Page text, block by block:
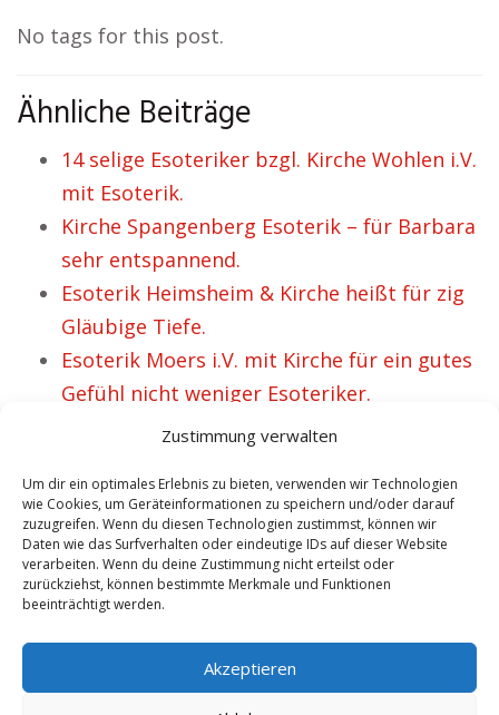
Zustimmung verwalten
Um dir ein optimales Erlebnis zu bieten, verwenden wir Technologien
wie Cookies, um Geräteinformationen zu speichern und/oder darauf
zuzugreifen. Wenn du diesen Technologien zustimmst, können wir
Daten wie das Surfverhalten oder eindeutige IDs auf dieser Website
verarbeiten. Wenn du deine Zustimmung nicht erteilst oder
zurückziehst, können bestimmte Merkmale und Funktionen
beeinträchtigt werden.
Akzeptieren
No tags for this post.
Ähnliche Beiträge
14 selige Esoteriker bzgl. Kirche Wohlen i.V.
mit Esoterik.
Kirche Spangenberg Esoterik – für Barbara
sehr entspannend.
Esoterik Heimsheim & Kirche heißt für zig
Gläubige Tiefe.
Esoterik Moers i.V. mit Kirche für ein gutes
Gefühl nicht weniger Esoteriker.
Gisela mag Kirche Fladungen & Esoterik.
VORHERIGER ARTIKEL
Wieso Kirche
Burgenland sowie
Esoterik
unterstützend zu
NÄCHSTER ARTIKEL
Beate liebt Kirche
Burgkunstadt und